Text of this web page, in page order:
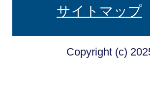
サイトマップ
Copyright (c)